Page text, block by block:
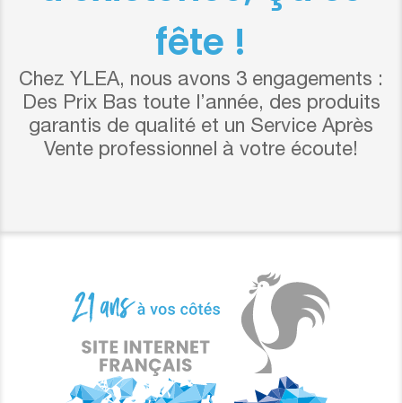
fête !
Chez YLEA, nous avons 3 engagements :
Des Prix Bas toute l’année, des produits
garantis de qualité et un Service Après
Vente professionnel à votre écoute!